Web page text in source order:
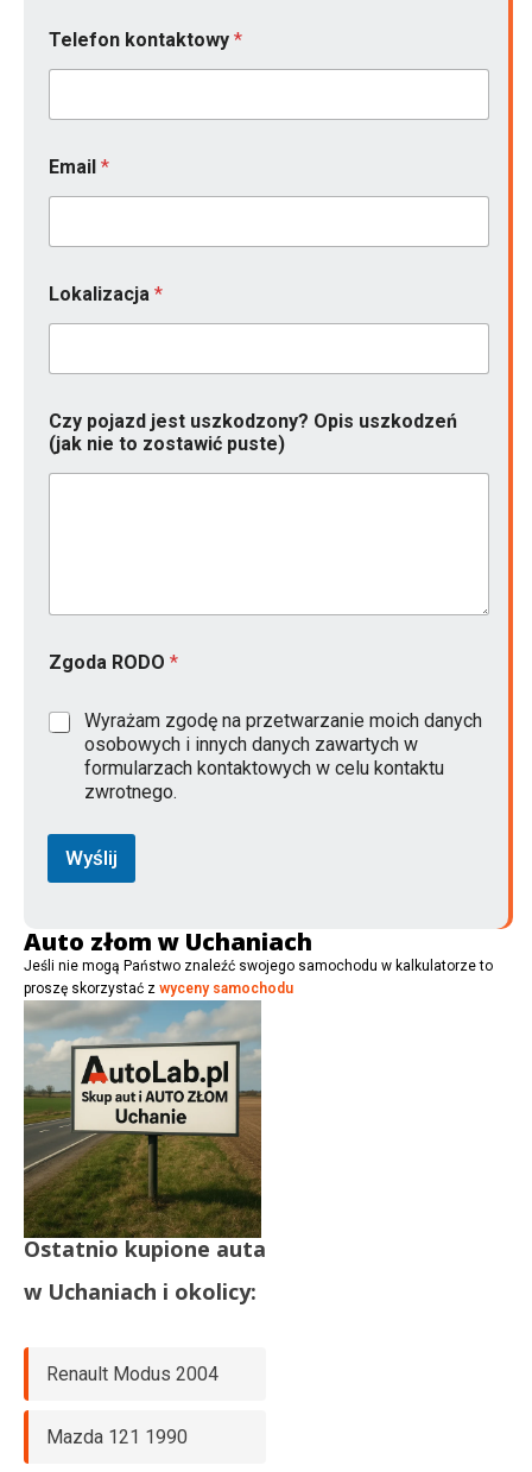
Telefon kontaktowy *
Email *
t
o
j
k
Lokalizacja *
Czy pojazd jest uszkodzony? Opis uszkodzeń
(jak nie to zostawić puste)
Zgoda RODO *
Wyrażam zgodę na przetwarzanie moich danych
osobowych i innych danych zawartych w
formularzach kontaktowych w celu kontaktu
zwrotnego.
Wyślij
Auto złom w Uchaniach
Jeśli nie mogą Państwo znaleźć swojego samochodu w kalkulatorze to
proszę skorzystać z wyceny samochodu
Ostatnio kupione auta
w Uchaniach i okolicy:
Renault Modus 2004
Mazda 121 1990